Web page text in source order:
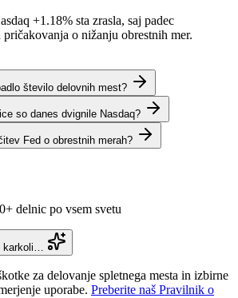
+1.18% sta zrasla, saj padec
o nižanju obrestnih mer.
število delovnih mest?
so danes dvignile Nasdaq?
Fed o obrestnih merah?
delnic po vsem svetu
za delovanje spletnega mesta in izbirne
uporabe. Preberite naš Pravilnik o